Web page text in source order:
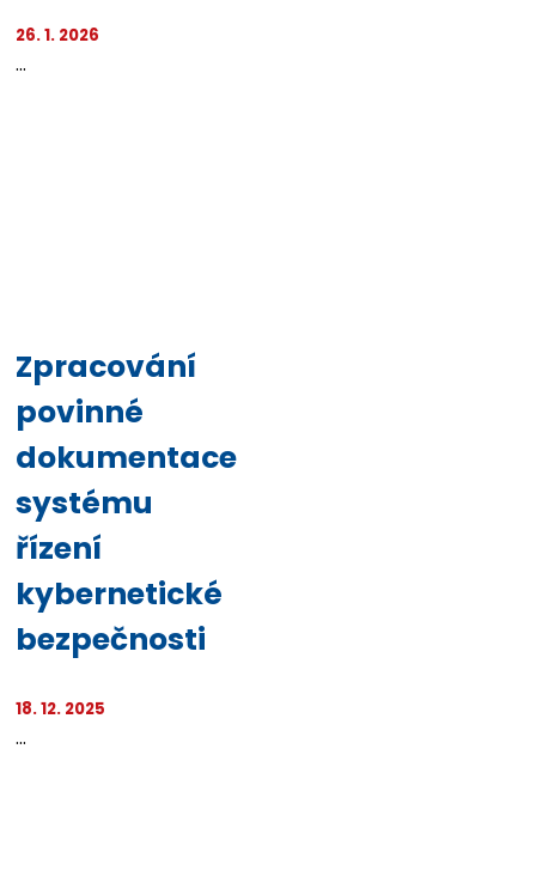
26. 1. 2026
...
Zpracování
povinné
dokumentace
systému
řízení
kybernetické
bezpečnosti
18. 12. 2025
...